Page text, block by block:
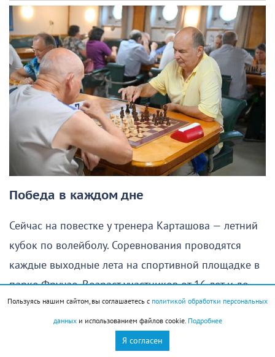
Победа в каждом дне
Сейчас на повестке у тренера Карташова — летний
кубок по волейболу. Соревнования проводятся
каждые выходные лета на спортивной площадке в
парке Фрунзе. Возраст участников от 16 лет и до
бесконечности. Самому «взрослому» игроку —
Владимиру Филиппову — 77 лет. Игорь Васильевич
организатор и главный судья. Но наш герой не
Пользуясь нашим сайтом, вы соглашаетесь с политикой обработки персональных
данныхи использованием файлов cookie. Подробнее
Я согласен